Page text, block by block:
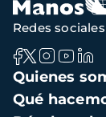
Navegación
principal
Quienes
Qué
Redes sociales